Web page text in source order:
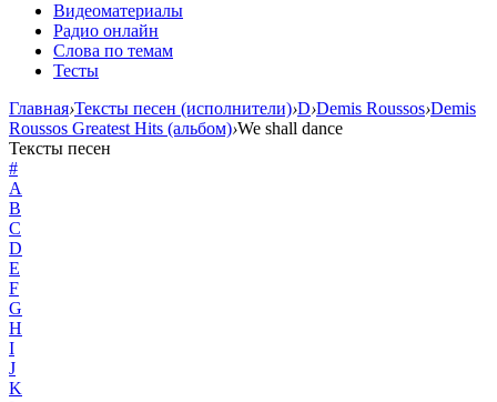
Видеоматериалы
Радио онлайн
Слова по темам
Тесты
Главная›Тексты песен (исполнители)›D›Demis Roussos›Demis
Roussos Greatest Hits (альбом)›We shall dance
Тексты песен
#
A
B
C
D
E
F
G
H
I
J
K